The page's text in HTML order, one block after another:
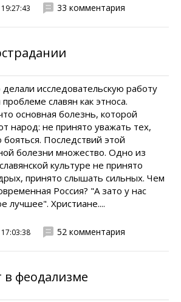
33 комментария
исследовательскую работу
славян как этноса.
основная болезнь, которой
народ: не принято уважать тех,
бояться. Последствий этой
болезни множество. Одно из
культуре не принято
принято слышать сильных. Чем
Россия? "А зато у нас
лучшее". Христиане....
52 комментария
в феодализме